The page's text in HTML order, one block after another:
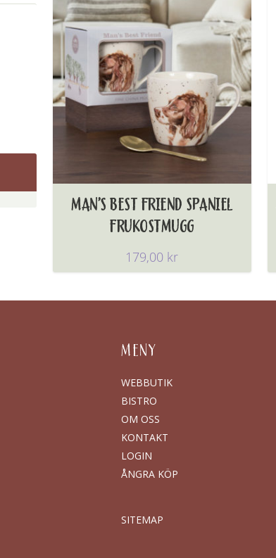
MAN’S BEST FRIEND SPANIEL
FRUKOSTMUGG
179,00 kr
MENY
WEBBUTIK
BISTRO
OM OSS
KONTAKT
LOGIN
ÅNGRA KÖP
SITEMAP